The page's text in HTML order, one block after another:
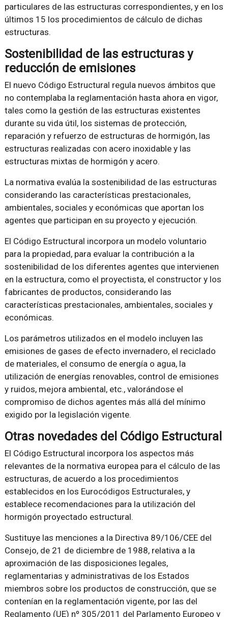
particulares de las estructuras correspondientes, y en los
últimos 15 los procedimientos de cálculo de dichas
estructuras.
Sostenibilidad de las estructuras y
reducción de emisiones
El nuevo Código Estructural regula nuevos ámbitos que
no contemplaba la reglamentación hasta ahora en vigor,
tales como la gestión de las estructuras existentes
durante su vida útil, los sistemas de protección,
reparación y refuerzo de estructuras de hormigón, las
estructuras realizadas con acero inoxidable y las
estructuras mixtas de hormigón y acero.
La normativa evalúa la sostenibilidad de las estructuras
considerando las características prestacionales,
ambientales, sociales y económicas que aportan los
agentes que participan en su proyecto y ejecución.
El Código Estructural incorpora un modelo voluntario
para la propiedad, para evaluar la contribución a la
sostenibilidad de los diferentes agentes que intervienen
en la estructura, como el proyectista, el constructor y los
fabricantes de productos, considerando las
características prestacionales, ambientales, sociales y
económicas.
Los parámetros utilizados en el modelo incluyen las
emisiones de gases de efecto invernadero, el reciclado
de materiales, el consumo de energía o agua, la
utilización de energías renovables, control de emisiones
y ruidos, mejora ambiental, etc., valorándose el
compromiso de dichos agentes más allá del mínimo
exigido por la legislación vigente.
Otras novedades del Código Estructural
El Código Estructural incorpora los aspectos más
relevantes de la normativa europea para el cálculo de las
estructuras, de acuerdo a los procedimientos
establecidos en los Eurocódigos Estructurales, y
establece recomendaciones para la utilización del
hormigón proyectado estructural.
Sustituye las menciones a la Directiva 89/106/CEE del
Consejo, de 21 de diciembre de 1988, relativa a la
aproximación de las disposiciones legales,
reglamentarias y administrativas de los Estados
miembros sobre los productos de construcción, que se
contenían en la reglamentación vigente, por las del
Reglamento (UE) nº 305/2011 del Parlamento Europeo y